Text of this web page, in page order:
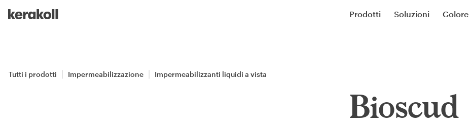
Go to Homepage
Prodotti Soluzioni Colore
Tutti i prodotti Impermeabilizzazione Impermeabilizzanti liquidi a vista
Bioscud